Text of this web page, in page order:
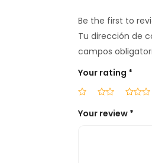
Be the first to
Tu dirección de
campos
Your rating *
Your review *